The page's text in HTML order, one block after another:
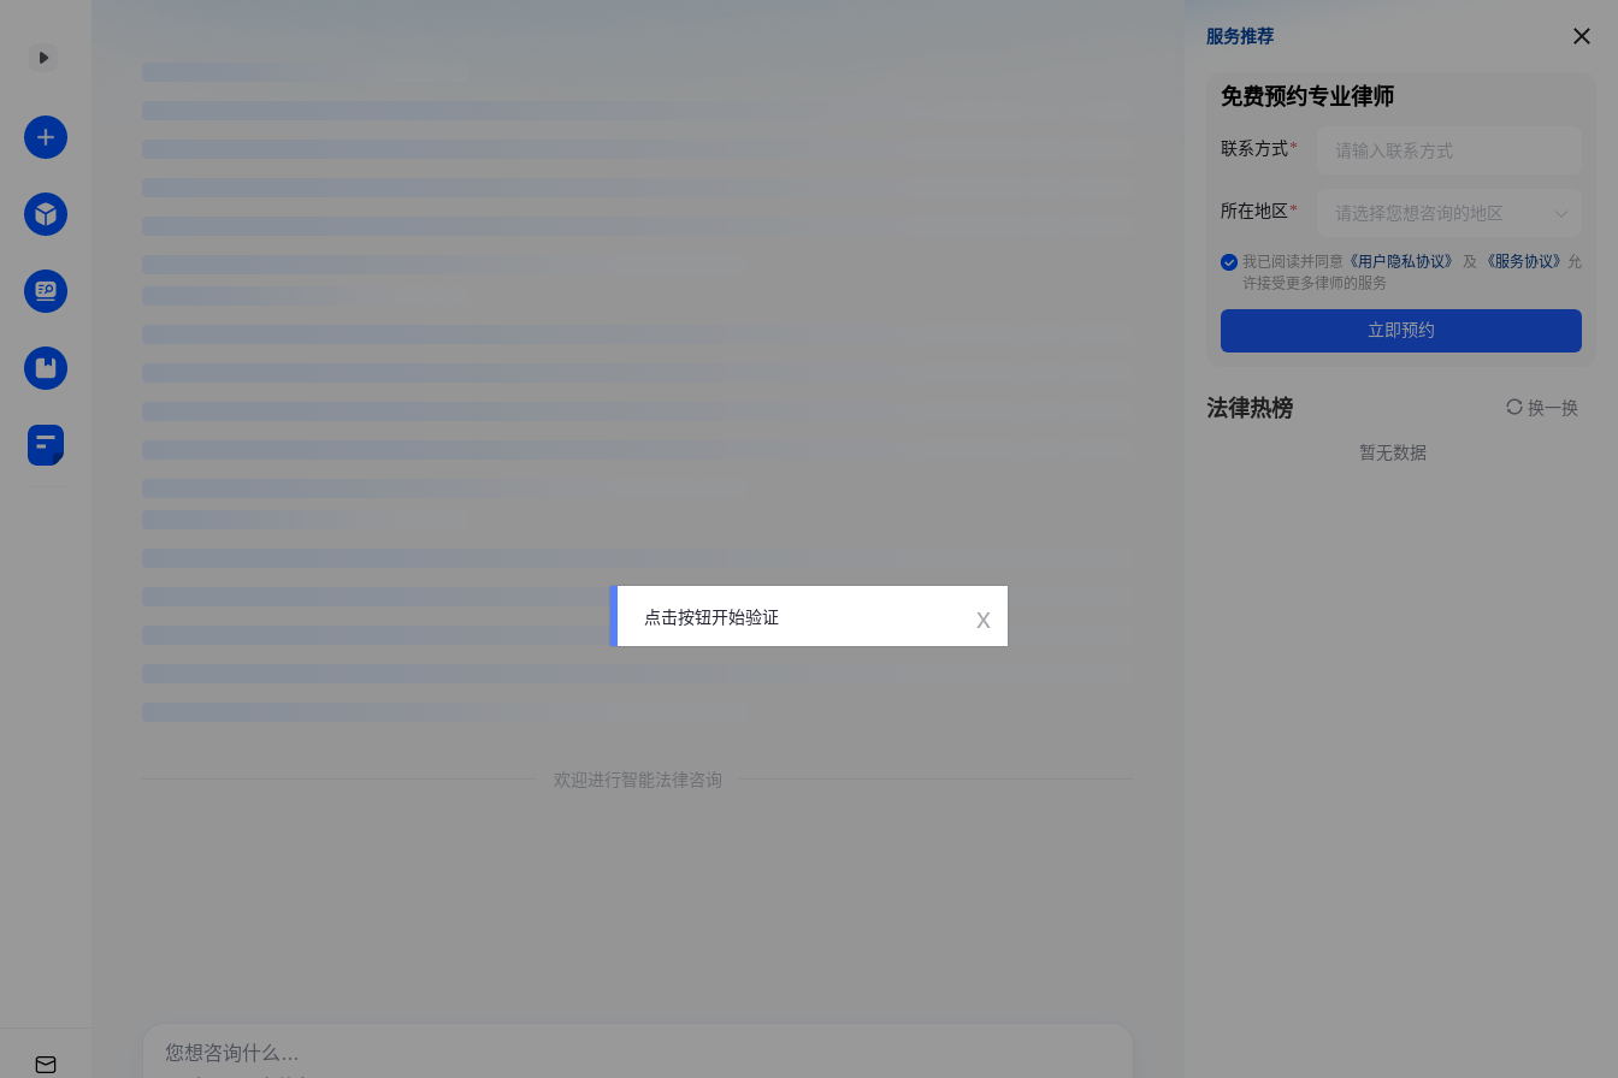
欢迎进行智能法律咨询
服务推荐
服务推荐
免费预约专业律师
联系方式
所在地区
我已阅读并同意 《用户隐私协议》 及 《服务协议》 允
许接受更多律师的服务
立即预约
法律热榜 换一换
暂无数据
点击按钮开始验证 x